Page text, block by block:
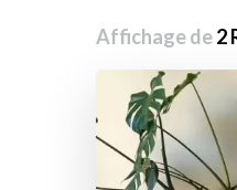
Affichage de2